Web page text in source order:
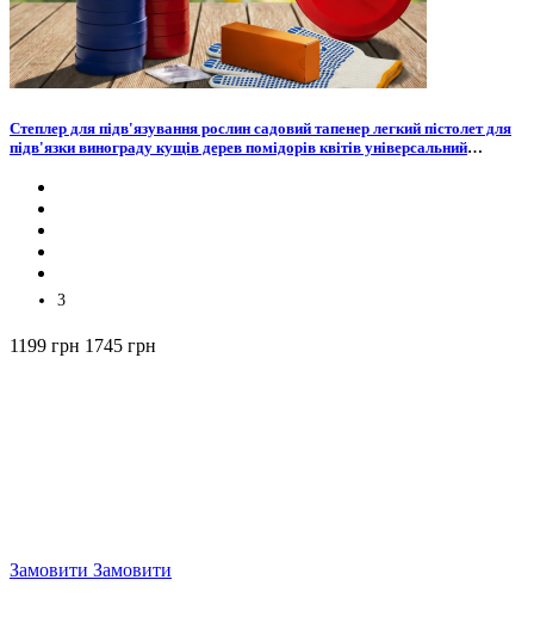
Cтеплер для підв'язування рослин садовий тапенер легкий пістолет для
підв'язки винограду кущів дерев помідорів квітів універсальний
3
1199 грн 1745 грн
Замовити Замовити